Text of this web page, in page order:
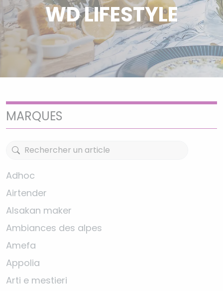
WD LIFESTYLE
MARQUES
Adhoc
Airtender
Alsakan maker
Ambiances des alpes
Amefa
Appolia
Arti e mestieri